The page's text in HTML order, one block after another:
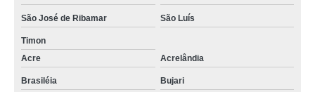
São José de Ribamar São Luís
Timon
Acre
Acrelândia
Brasiléia Bujari